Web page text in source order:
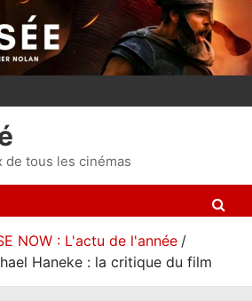
de tous les cinémas
NOW : L'actu de l'année
Haneke : la critique du film